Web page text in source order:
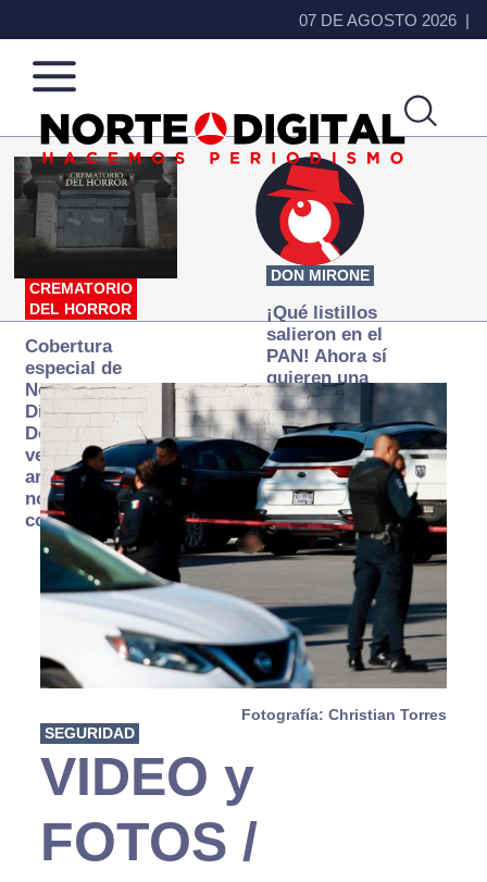
07 DE AGOSTO 2026
Norte
de
Ciudad
Más
que
noticias,
hacemos periodismo
CREMATORIO
DEL HORROR
Cobertura
especial de
Norte
Digital:
Donde la
verdad
arde… pero
no se
consume
DON MIRONE
¡Qué listillos
salieron en el
PAN! Ahora sí
quieren una
Fiscalía
autónoma… y
transexenal
Fotografía: Christian Torres
SEGURIDAD
VIDEO y
FOTOS /